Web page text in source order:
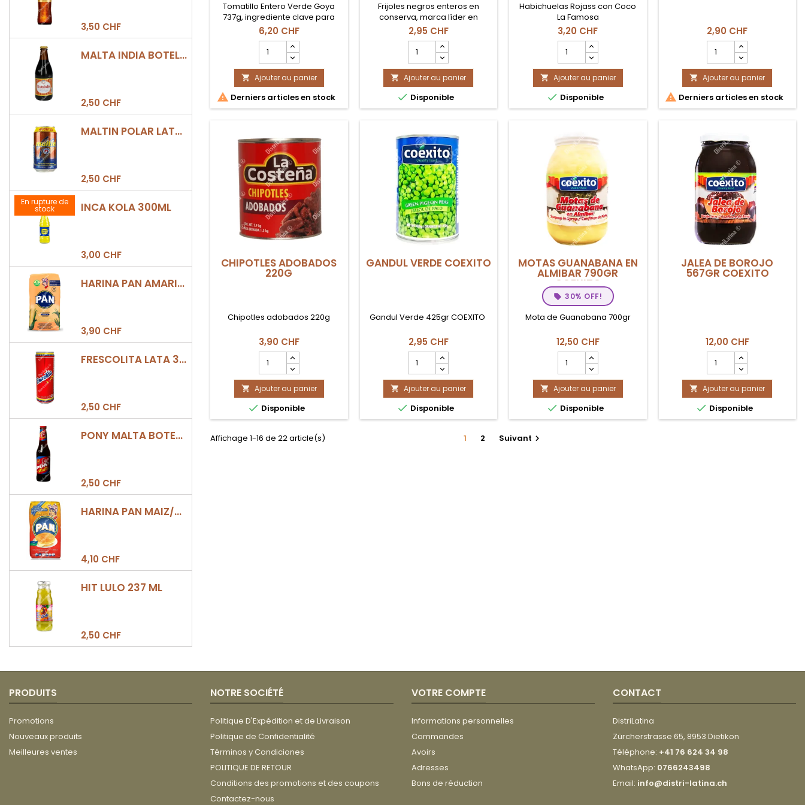
3,50 CHF
MALTA INDIA BOTELLA 355ML
2,50 CHF
MALTIN POLAR LATA 330ML
2,50 CHF
En rupture de
stock INCA KOLA 300ML
3,00 CHF
HARINA PAN AMARILLA
3,90 CHF
FRESCOLITA LATA 330ML
2,50 CHF
PONY MALTA BOTELLA 330ML
2,50 CHF
HARINA PAN MAIZ/DULCE 500GR
4,10 CHF
HIT LULO 237 ML
2,50 CHF
Tomatillo Entero Verde Goya
737g, ingrediente clave para
salsa verde y recetas
mexicanas en Suiza.
6,20 CHF
quantité
du
produit
TOMATILLO
ENTERO
VERDE
 Ajouter au panier
 Derniers articles en stock
Frijoles negros enteros en
conserva, marca líder en
República Dominicana. Grano
negro brillante, suave y con
gran sabor. Ideal para preparar
"Moro de Habichuelas Negras".
2,95 CHF
quantité
du
produit
HABICHUELAS
NEGRAS
425gr
FAMOSA
 Ajouter au panier
 Disponible
Habichuelas Rojass con Coco
La Famosa
3,20 CHF
quantité
du
produit
HABICHUELAS
ROJAS
CON
 Ajouter au panier
 Disponible
2,90 CHF
quantité
du
produit
JALAPEÑOS
ENTEROS
220GR
 Ajouter au panier
 Derniers articles en stock
CHIPOTLES ADOBADOS
220G
Chipotles adobados 220g
3,90 CHF
quantité
du
produit
CHIPOTLES
ADOBADOS
220G
 Ajouter au panier
 Disponible
GANDUL VERDE COEXITO
Gandul Verde 425gr COEXITO
2,95 CHF
quantité
du
produit
GANDUL
VERDE
COEXITO
 Ajouter au panier
 Disponible
MOTAS GUANABANA EN
ALMIBAR 790GR
COEXITO
30% OFF!
Mota de Guanabana 700gr
12,50 CHF
quantité
du
produit
MOTAS
GUANABANA
EN
 Ajouter au panier
 Disponible
JALEA DE BOROJO
567GR COEXITO
12,00 CHF
quantité
du
produit
JALEA
DE
BOROJO
 Ajouter au panier
 Disponible
Affichage 1-16 de 22 article(s) 1 2 Suivant 
PRODUITS
Promotions
Nouveaux produits
Meilleures ventes
NOTRE SOCIÉTÉ
Politique D'Expédition et de Livraison
Politique de Confidentialité
Términos y Condiciones
POLITIQUE DE RETOUR
Conditions des promotions et des coupons
Contactez-nous
VOTRE COMPTE
Informations personnelles
Commandes
Avoirs
Adresses
Bons de réduction
CONTACT
DistriLatina
Zürcherstrasse 65, 8953 Dietikon
Téléphone: +41 76 624 34 98
WhatsApp: 0766243498
Email: info@distri-latina.ch